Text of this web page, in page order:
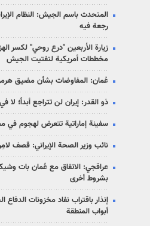
المتحدث باسم الجيش: النظام
رجعة فيه
زيارة الأربعين "درع روحي" لكسر
مخططات أمريكية لتفتيت الجيش
عُمان: المفاوضات بشأن مضيق
ذو القدر: إيران لن تتراجع أبداً؛
سفينة إماراتية تتعرض لهجوم في
نائب وزير الصحة الإيراني: قصف
عراقجي: الاتفاق مع عُمان بات
بشروط أخرى
إنذار باقتراب نفاد مخزونات
أبواب المنطقة